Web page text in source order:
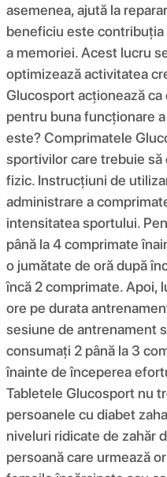
asemenea, ajută la
beneficiu este
a memoriei. Acest lucru
optimizează activitatea
Glucosport acționează
pentru buna funcționare
este? Comprimatele
sportivilor care trebuie
fizic. Instrucțiuni de
administrare a
intensitatea sportului.
până la 4 comprimate
o jumătate de oră după
încă 2 comprimate. Apoi,
ore pe durata
sesiune de antrenament
consumați 2 până la 3
înainte de începerea
Tabletele Glucosport nu
persoanele cu diabet
niveluri ridicate de zahăr
persoană care urmează